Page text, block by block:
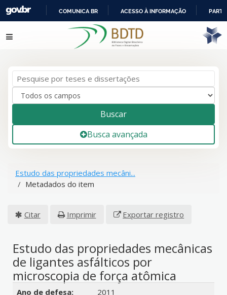
IR
PARA
COMUNICA BR ACESSO À INFORMAÇÃO
Pular para o conteúdo
Buscar
Busca avançada
Estudo das propriedades mecâni...
Metadados do item
Citar Imprimir Exportar registro
Estudo das propriedades mecânicas
de ligantes asfálticos por
microscopia de força atômica
Detalhes bibliográficos
Ano de defesa:
2011